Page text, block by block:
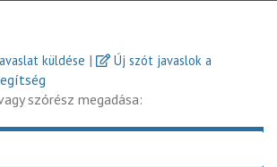
küldése |
Új szót javaslok a
szórész megadása: